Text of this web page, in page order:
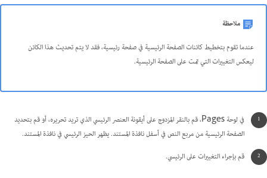
ملاحظة
عندما تقوم بتخطيط كائنات الصفحة الرئيسية في صفحة رئيسية، فقد لا يتم تحديث هذا الكائن
ليعكس التغييرات التي تمت على الصفحة الرئيسية.
في لوحة Pages، قم بالنقر المزدوج على أيقونة العنصر الرئيسي الذي تريد تحريره، أو قم بتحديد
الصفحة الرئيسية من مربع النص في أسفل نافذة المستند. يظهر الحيز الرئيسي في نافذة المستند.
قم بإجراء التغييرات على الرئيسي.